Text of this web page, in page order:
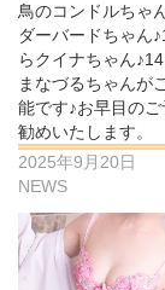
鳥のコンドルちゃ
ダーバードちゃん
らクイナちゃん
まなづるちゃんが
能です♪お早目の
勧めいたします。
2025年9月20日
NEWS